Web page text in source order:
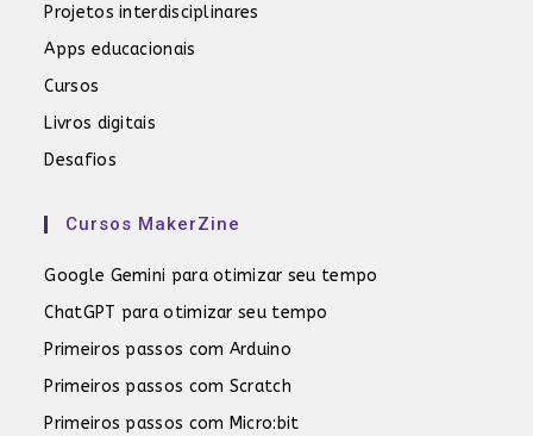
Projetos interdisciplinares
Apps educacionais
Cursos
Livros digitais
Desafios
Cursos MakerZine
Google Gemini para otimizar seu tempo
ChatGPT para otimizar seu tempo
Primeiros passos com Arduino
Primeiros passos com Scratch
Primeiros passos com Micro:bit